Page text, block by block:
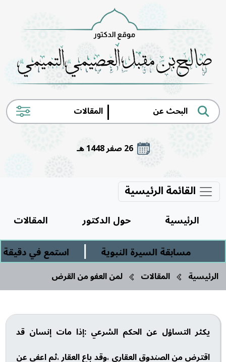
|
26 صفر 1448 هـ
القائمة الرئيسية
الرئيسية حول الدكتور
المقالات
مسابقة السيرة النبوية
| استمع في دقيقة
الرئيسية المقالات لمن العفو من القرض
يكثر التساؤل عن الحكم الشرعي :إذا مات إنسان قد
اقترض من الصندوق العقاري ،وقد باع العقار ،ثم اعفي عن